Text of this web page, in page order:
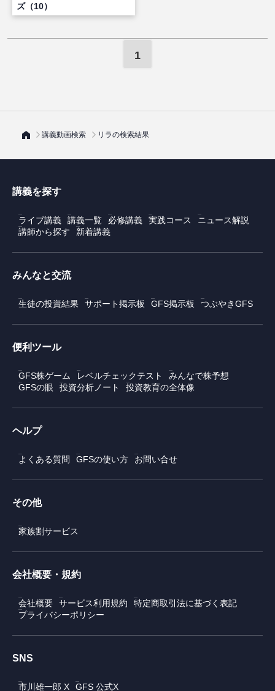
ズ（10）
1
講義動画検索 リラの検索結果
講義を探す
ライブ講義 講義一覧 必修講義 実践コース
ニュース解説
講師から探す
新着講義
みんなと交流
生徒の投資結果 サポート掲示板 GFS掲示板 つぶやきGFS
便利ツール
GFS株ゲーム レベルチェックテスト
みんなで株予想
GFSの眼
投資分析ノート 投資教育の全体像
ヘルプ
よくある質問 GFSの使い方 お問い合せ
その他
家族割サービス
会社概要・規約
会社概要 サービス利用規約
特定商取引法に基づく表記
プライバシーポリシー
SNS
市川雄一郎 X GFS 公式X